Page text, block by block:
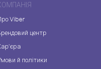
Viber
центр
й політики